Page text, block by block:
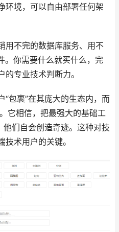
环境，可以自由部署任何架
用不完的数据库服务、用不
。你需要什么就买什么，完
专业技术判断力。
“包裹”在其庞大的生态内，而
它相信，把最强大的基础工
们自会创造奇迹。这种对技
术用户的关键。